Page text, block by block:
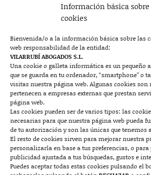
Información básica sobre
cookies
Bienvenida/o a la información básica sobre las
web responsabilidad de la entidad:
VILARRUBÍ ABOGADOS S.L.
Una cookie o galleta informática es un pequeño
que se guarda en tu ordenador, “smartphone” o
visitas nuestra página web. Algunas cookies son
pertenecen a empresas externas que prestan
página web.
Las cookies pueden ser de varios tipos: las
necesarias para que nuestra página web pueda
de tu autorización y son las únicas que tenemos
El resto de cookies sirven para mejorar nuestra
personalizarla en base a tus preferencias, o
publicidad ajustada a tus búsquedas, gustos e
Puedes aceptar todas estas cookies pulsando el
Plaza Aragón 10, planta 11ª,
Contacto

Mallorca
Josep Pla, n°6, 07400
722 131 870